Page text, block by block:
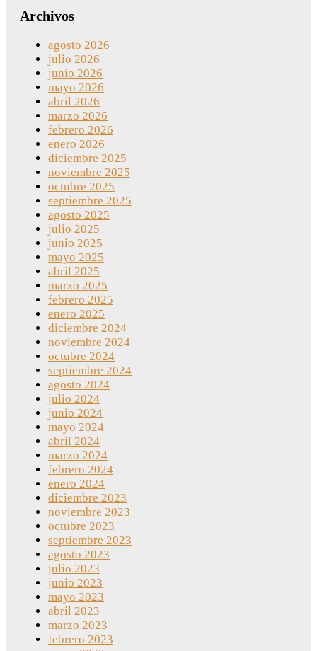
Archivos
agosto 2026
julio 2026
junio 2026
mayo 2026
abril 2026
marzo 2026
febrero 2026
enero 2026
diciembre 2025
noviembre 2025
octubre 2025
septiembre 2025
agosto 2025
julio 2025
junio 2025
mayo 2025
abril 2025
marzo 2025
febrero 2025
enero 2025
diciembre 2024
noviembre 2024
octubre 2024
septiembre 2024
agosto 2024
julio 2024
junio 2024
mayo 2024
abril 2024
marzo 2024
febrero 2024
enero 2024
diciembre 2023
noviembre 2023
octubre 2023
septiembre 2023
agosto 2023
julio 2023
junio 2023
mayo 2023
abril 2023
marzo 2023
febrero 2023